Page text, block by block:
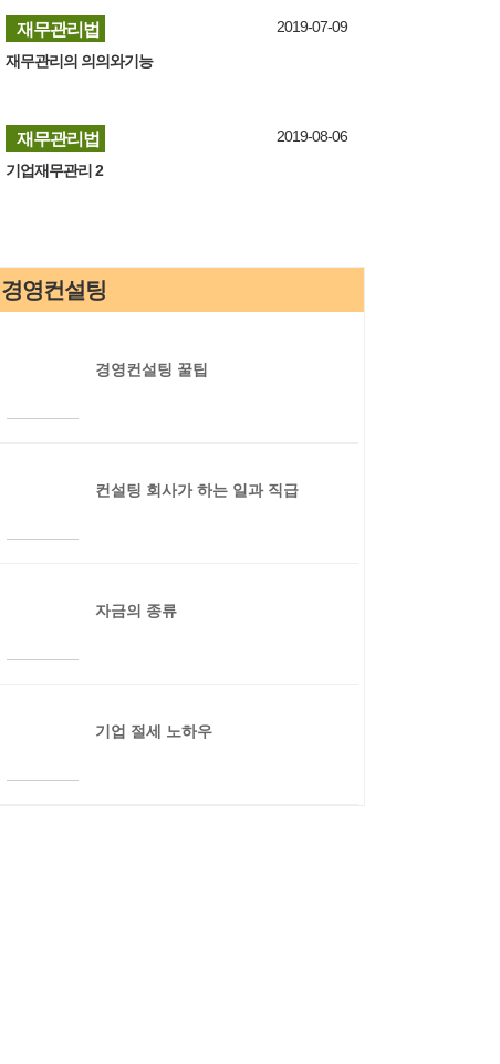
재무관리법
재무관리의 의의와기능
2019-07-09
재무관리법
기업재무관리 2
2019-08-06
경영컨설팅
경영컨설팅 꿀팁
컨설팅 회사가 하는 일과 직급
자금의 종류
기업 절세 노하우